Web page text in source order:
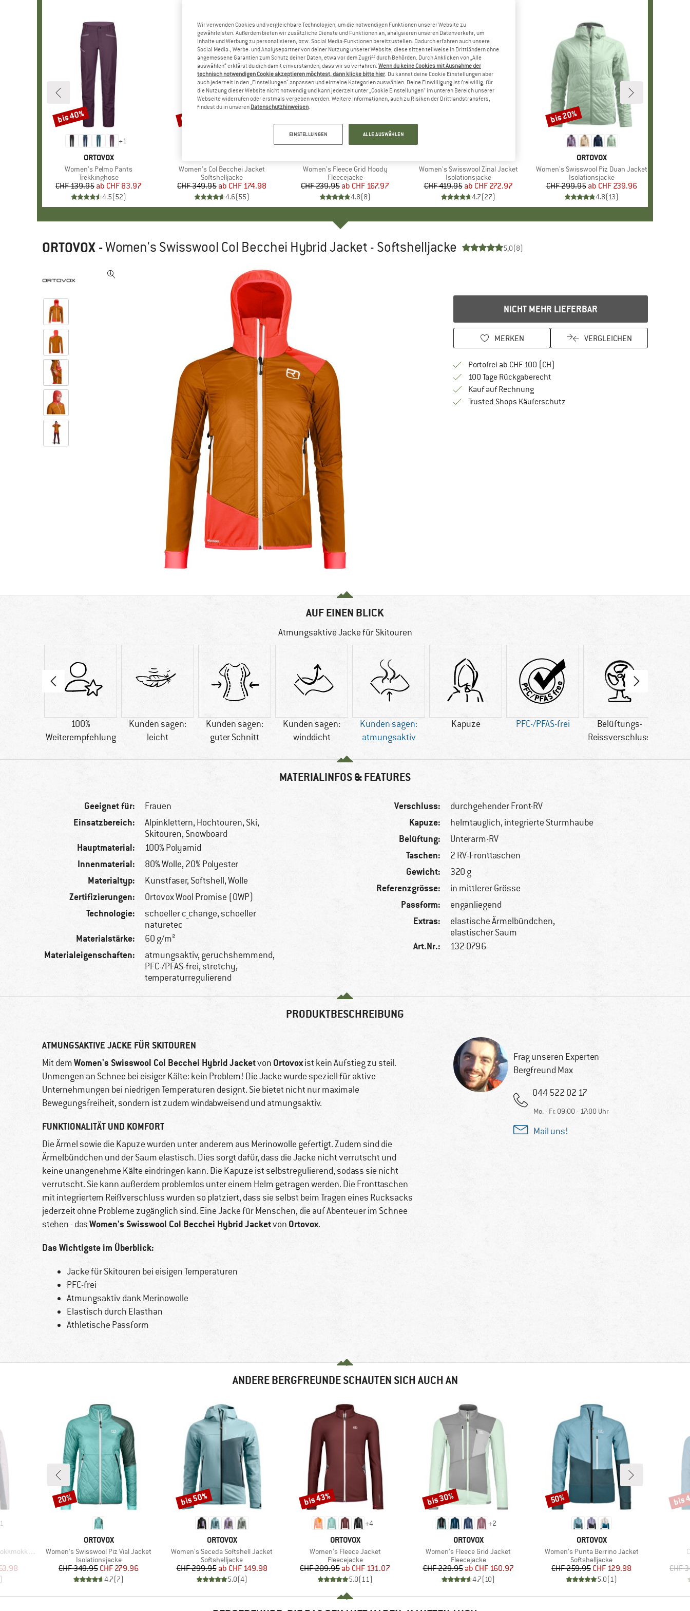
+1
MARKE
ORTOVOX
Artikel
Women's Pelmo Pants
Produktgruppe
Trekkinghose
Preis
CHF 139.95 reduzierter Preis
ab CHF 83.97
4.5(52)
Rabatt
bis 40%
Artikel
Women's Col Becchei Jacket
Produktgruppe
Softshelljacke
Preis
CHF 349.95 reduzierter Preis
ab CHF 174.98
4.6(55)
Rabatt
bis 50%
Artikel
Women's Fleece Grid Hoody
Produktgruppe
Fleecejacke
Preis
CHF 239.95 reduzierter Preis
ab CHF 167.97
4.8(8)
Artikel
Women's Swisswool Zinal Jacket
Produktgruppe
Isolationsjacke
Preis
CHF 419.95 reduzierter Preis
ab CHF 272.97
4.7(27)
MARKE
ORTOVOX
Artikel
Women's Swisswool Piz Duan Jacket
Produktgruppe
Isolationsjacke
Preis
CHF 299.95 reduzierter Preis
ab CHF 239.96
4.8(13)
Rabatt
bis 20%
ORTOVOX -Women's Swisswool Col Becchei Hybrid Jacket - Softshelljacke 5,0(8)
NICHT MEHR LIEFERBAR
MERKEN VERGLEICHEN
Portofrei ab CHF 100 (CH)
100 Tage RückgaberechtGehe hier zu den Rückgabe-Richtlinien
Kauf auf RechnungFinde die Zahlungs-Infos hier! Öffnet sich in
Trusted Shops KäuferschutzFinde alle Infos hier!
AUF EINEN BLICK
Atmungsaktive Jacke für Skitouren
100%
Weiterempfehlung
Kunden sagen:
leicht
Kunden sagen:
guter Schnitt
Kunden sagen:
winddicht
Kunden sagen:
atmungsaktiv
Kapuze PFC-/PFAS-frei
Belüftungs-
Reissverschluss
MATERIALINFOS & FEATURES
Geeignet für: Frauen
Einsatzbereich:
Alpinklettern, Hochtouren, Ski,
Skitouren, Snowboard
Hauptmaterial: 100% Polyamid
Innenmaterial: 80% Wolle, 20% Polyester
Materialtyp: Kunstfaser, Softshell, Wolle
Zertifizierungen: Ortovox Wool Promise (OWP)
Technologie:
schoeller c_change, schoeller
naturetec
Materialstärke: 60 g/m²
Materialeigenschaften:
atmungsaktiv, geruchshemmend,
PFC-/PFAS-frei, stretchy,
temperaturregulierend
Verschluss: durchgehender Front-RV
Kapuze: helmtauglich, integrierte Sturmhaube
Belüftung: Unterarm-RV
Taschen: 2 RV-Fronttaschen
Gewicht: 320 g
Referenzgrösse: in mittlerer Grösse
Passform: enganliegend
Extras:
elastische Ärmelbündchen,
elastischer Saum
Art.Nr.: 132-0796
PRODUKTBESCHREIBUNG
ATMUNGSAKTIVE JACKE FÜR SKITOUREN
Mit demWomen's Swisswool Col Becchei Hybrid Jacketvon Ortovoxist kein Aufstieg zu steil.
Unmengen an Schnee bei eisiger Kälte: kein Problem! Die Jacke wurde speziell für aktive
Unternehmungen bei niedrigen Temperaturen designt. Sie bietet nicht nur maximale
Bewegungsfreiheit, sondern ist zudem windabweisend und atmungsaktiv.
FUNKTIONALITÄT UND KOMFORT
Die Ärmel sowie die Kapuze wurden unter anderem aus Merinowolle gefertigt. Zudem sind die
Ärmelbündchen und der Saum elastisch. Dies sorgt dafür, dass die Jacke nicht verrutscht und
keine unangenehme Kälte eindringen kann. Die Kapuze ist selbstregulierend, sodass sie nicht
verrutscht. Sie kann außerdem problemlos unter einem Helm getragen werden. Die Fronttaschen
mit integriertem Reißverschluss wurden so platziert, dass sie selbst beim Tragen eines Rucksacks
jederzeit ohne Probleme zugänglich sind. Eine Jacke für Menschen, die auf Abenteuer im Schnee
stehen - dasWomen's Swisswool Col Becchei Hybrid Jacketvon Ortovox.
Das Wichtigste im Überblick:
Jacke für Skitouren bei eisigen Temperaturen
PFC-frei
Atmungsaktiv dank Merinowolle
Elastisch durch Elasthan
Athletische Passform
Frag unseren Experten
Bergfreund Max
044 522 02 17
Mo. - Fr. 09:00 - 17:00 Uhr
Mail uns!
ANDERE BERGFREUNDE SCHAUTEN SICH AUCH AN
1
Hoody
Preis
MARKE
ORTOVOX
Artikel
Women's Swisswool Piz Vial Jacket
Produktgruppe
Isolationsjacke
Preis
CHF 349.95reduzierter Preis
CHF 279.96
4.7(7)
Rabatt
20%
MARKE
ORTOVOX
Artikel
Women's Seceda Softshell Jacket
Produktgruppe
Softshelljacke
Preis
CHF 299.95 reduzierter Preis
ab CHF 149.98
5.0(4)
Rabatt
bis 50%
+4
MARKE
ORTOVOX
Artikel
Women's Fleece Jacket
Produktgruppe
Fleecejacke
Preis
CHF 209.95 reduzierter Preis
ab CHF 131.07
5.0(11)
Rabatt
bis 43%
+2
MARKE
ORTOVOX
Artikel
Women's Fleece Grid Jacket
Produktgruppe
Fleecejacke
Preis
CHF 229.95 reduzierter Preis
ab CHF 160.97
4.7(10)
Rabatt
bis 30%
MARKE
ORTOVOX
Artikel
Women's Punta Berrino Jacket
Produktgruppe
Softshelljacke
Preis
CHF 259.95reduzierter Preis
CHF 129.98
5.0(1)
Rabatt
50%
CHF
bis
Wir verwenden Cookies und vergleichbare Technologien, um die notwendigen Funktionen unserer Website zu
gewährleisten. Außerdem bieten wir zusätzliche Dienste und Funktionen an, analysieren unseren Datenverkehr, um
Inhalte und Werbung zu personalisieren, bzw. Social Media-Funktionen bereitzustellen. Dadurch erfahren auch unsere
Social Media-, Werbe- und Analysepartner von deiner Nutzung unserer Website; diese sitzen teilweise in Drittländern ohne
angemessene Garantien zum Schutz deiner Daten, etwa vor dem Zugriff durch Behörden. Durch Anklicken von „Alle
auswählen“ erklärst du dich damit einverstanden, dass wir so verfahren. Wenn du keine Cookies mit Ausnahme der
technisch notwendigen Cookie akzeptieren möchtest, dann klicke bitte hier. Du kannst deine Cookie Einstellungen aber
auch jederzeit in den „Einstellungen“ anpassen und einzelne Kategorien auswählen. Deine Einwilligung ist freiwillig, für
die Nutzung dieser Website nicht notwendig und kann jederzeit unter „Cookie Einstellungen“ im unteren Bereich unserer
Webseite widerrufen oder erstmals vergeben werden. Weitere Informationen, auch zu Risiken der Drittlandstransfers,
findest du in unseren Datenschutzhinweisen.
EINSTELLUNGEN ALLE AUSWÄHLEN